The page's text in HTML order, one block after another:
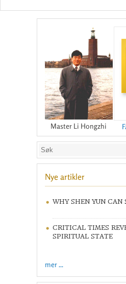
Master Li Hongzhi
Nye artikler
WHY SHEN YUN CAN
CRITICAL TIMES
SPIRITUAL STATE
mer ...